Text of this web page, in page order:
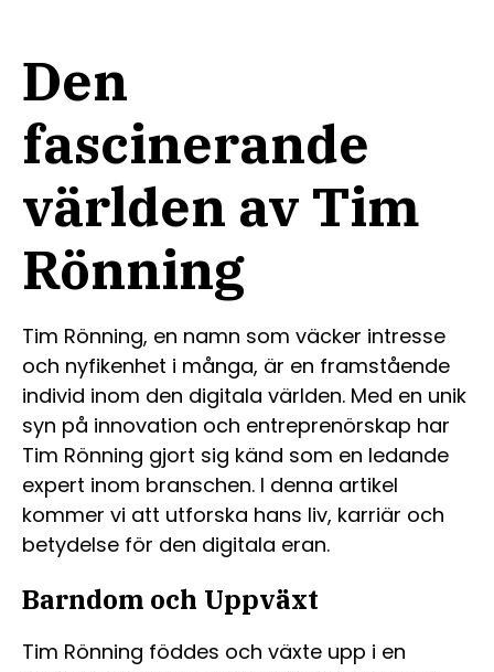
Den
fascinerande
världen av Tim
Rönning
Tim Rönning, en namn som väcker intresse
och nyfikenhet i många, är en framstående
individ inom den digitala världen. Med en unik
syn på innovation och entreprenörskap har
Tim Rönning gjort sig känd som en ledande
expert inom branschen. I denna artikel
kommer vi att utforska hans liv, karriär och
betydelse för den digitala eran.
Barndom och Uppväxt
Tim Rönning föddes och växte upp i en